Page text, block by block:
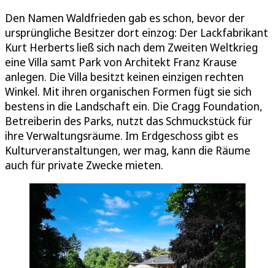
Den Namen Waldfrieden gab es schon, bevor der
ursprüngliche Besitzer dort einzog: Der Lackfabrikant
Kurt Herberts ließ sich nach dem Zweiten Weltkrieg
eine Villa samt Park von Architekt Franz Krause
anlegen. Die Villa besitzt keinen einzigen rechten
Winkel. Mit ihren organischen Formen fügt sie sich
bestens in die Landschaft ein. Die Cragg Foundation,
Betreiberin des Parks, nutzt das Schmuckstück für
ihre Verwaltungsräume. Im Erdgeschoss gibt es
Kulturveranstaltungen, wer mag, kann die Räume
auch für private Zwecke mieten.